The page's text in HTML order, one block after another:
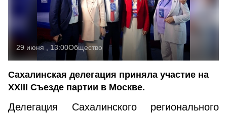
29 июня , 13:00Общество
Сахалинская делегация приняла участие на
XXIII Съезде партии в Москве.
Делегация Сахалинского регионального